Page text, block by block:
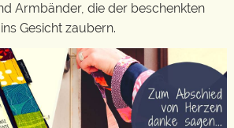
Armbänder, die der beschenkten
Gesicht zaubern.